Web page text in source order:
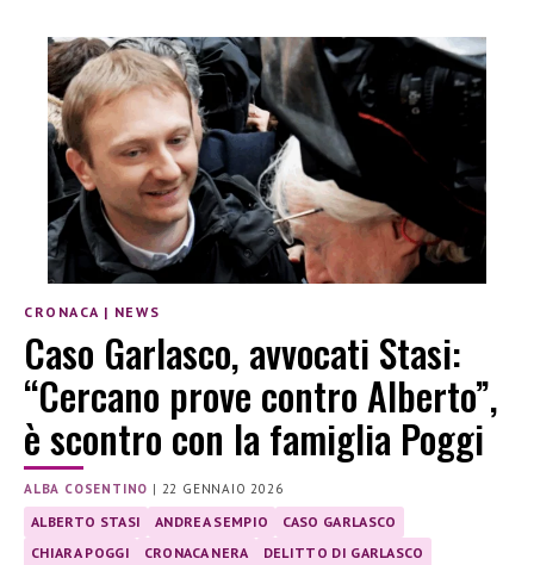
CRONACA | NEWS
Caso Garlasco, avvocati Stasi:
“Cercano prove contro Alberto”,
è scontro con la famiglia Poggi
ALBA COSENTINO | 22 GENNAIO 2026
ALBERTO STASI ANDREA SEMPIO
CASO GARLASCO
CHIARA POGGI
CRONACA NERA
DELITTO DI GARLASCO